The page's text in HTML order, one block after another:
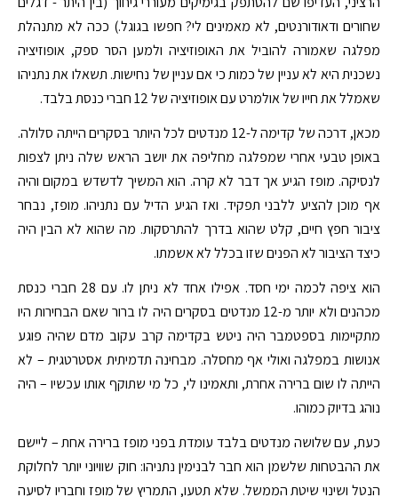
שחורים ודאודורנטים, לא מאמינים לי? חפשו בגוגל.) ככה לא מתנהלת
מפלגה שאמורה להוביל את האופוזיציה ולמען הסר ספק, אופוזיציה
נשכנית היא לא עניין של כמות כי אם עניין של נחישות. תשאלו את נתניהו
שאמלל את חייו של אולמרט עם אופוזיציה של 12 חברי כנסת בלבד.
מכאן, דרכה של קדימה ל-12 מנדטים לכל היותר בסקרים הייתה סלולה.
באופן טבעי אחרי שמפלגה מחליפה את יושב הראש שלה ניתן לצפות
לנסיקה. מופז הגיע אך דבר לא קרה. הוא המשיך לדשדש במקום והיה
אף מוכן להציע ללבני תפקיד. ואז הגיע הדיל עם נתניהו. מופז, נבחר
ציבור חפץ חיים, קלט שהוא בדרך להתרסקות. מה שהוא לא הבין היה
כיצד הציבור לא הפנים שזו בכלל לא אשמתו.
הוא ציפה לכמה ימי חסד. אפילו אחד לא ניתן לו. עם 28 חברי כנסת
מכהנים ולא יותר מ-12 מנדטים בסקרים היה לו ברור שאם הבחירות היו
מתקיימות בספטמבר היה ניטש בקדימה קרב עקוב מדם שהיה פוגע
אנושות במפלגה ואולי אף מחסלה. מבחינה תדמיתית אסטרטגית – לא
הייתה לו שום ברירה אחרת, ותאמינו לי, כל מי שתוקף אותו עכשיו – היה
נוהג בדיוק כמוהו.
כעת, עם שלושה מנדטים בלבד עומדת בפני מופז ברירה אחת – ליישם
את ההבטחות שלשמן הוא חבר לבנימין נתניהו: חוק שוויוני יותר לחלוקת
הנטל ושינוי שיטת הממשל. שלא תטעו, התמריץ של מופז וחבריו לסיעה